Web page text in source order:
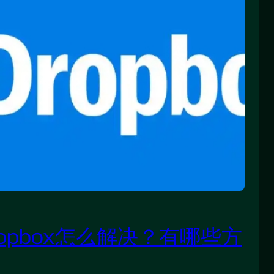
怎么解决？有哪些方